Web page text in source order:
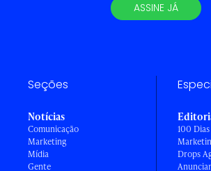
ASSINE JÁ
Seções
Notícias
Comunicação
Marketing
Mídia
Gente
100
Drops